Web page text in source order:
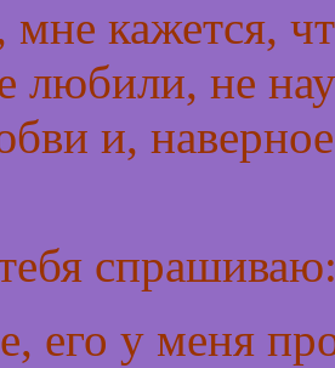
кажется,
любили, не
и,
его у меня